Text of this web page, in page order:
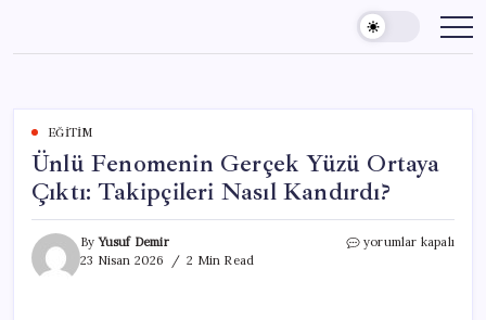
content
EĞITIM
Ünlü Fenomenin Gerçek Yüzü Ortaya
Çıktı: Takipçileri Nasıl Kandırdı?
ByYusuf Demir
23 Nisan 2026
2 Min Read
Ünlü
yorumlar kapalı